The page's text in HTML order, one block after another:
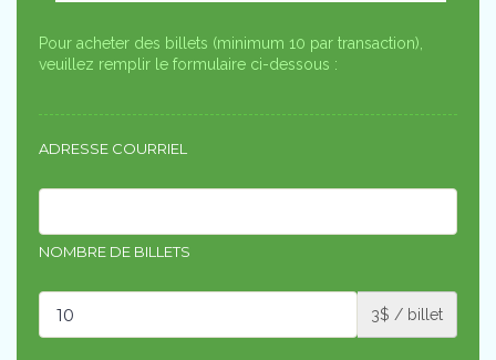
Pour acheter des billets (minimum 10 par transaction),
veuillez remplir le formulaire ci-dessous :
ADRESSE COURRIEL
NOMBRE DE BILLETS
3$ / billet